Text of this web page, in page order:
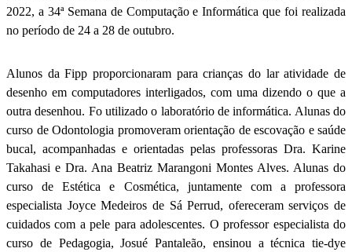
2022, a 34ª Semana de Computação e Informática que foi realizada
no período de 24 a 28 de outubro.
Alunos da Fipp proporcionaram para crianças do lar atividade de
desenho em computadores interligados, com uma dizendo o que a
outra desenhou. Fo utilizado o laboratório de informática. Alunas do
curso de Odontologia promoveram orientação de escovação e saúde
bucal, acompanhadas e orientadas pelas professoras Dra. Karine
Takahasi e Dra. Ana Beatriz Marangoni Montes Alves. Alunas do
curso de Estética e Cosmética, juntamente com a professora
especialista Joyce Medeiros de Sá Perrud, ofereceram serviços de
cuidados com a pele para adolescentes. O professor especialista do
curso de Pedagogia, Josué Pantaleão, ensinou a técnica tie-dye